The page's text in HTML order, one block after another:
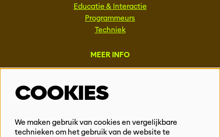
Educatie & Interactie
Programmeurs
Techniek
MEER INFO
Vacatures
Events & Partnerships
Privacy
COOKIES
We maken gebruik van cookies en vergelijkbare
technieken om het gebruik van de website te